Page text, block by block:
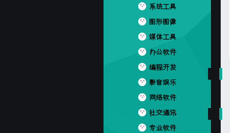
系统工具
图形图像
媒体工具
办公软件
编程开发
影音娱乐
网络软件
社交通讯
专业软件